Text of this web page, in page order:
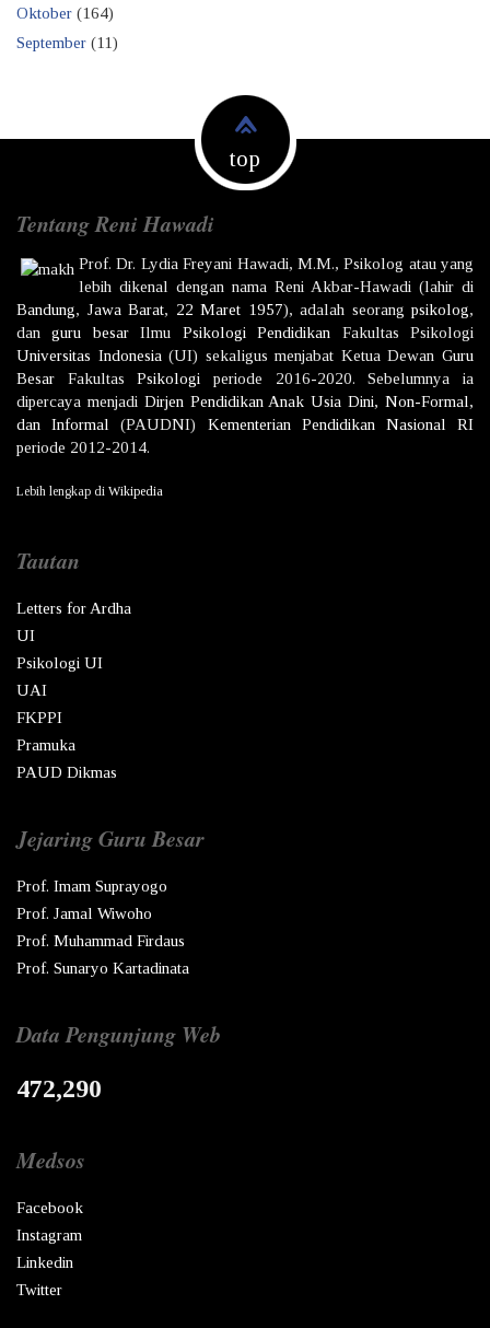
Oktober (164)
September (11)
top
Tentang Reni Hawadi
Prof. Dr. Lydia Freyani Hawadi, M.M., Psikolog atau yang
lebih dikenal dengan nama Reni Akbar-Hawadi (lahir di
Bandung, Jawa Barat, 22 Maret 1957), adalah seorang psikolog,
danguru besarIlmu Psikologi Pendidikan Fakultas Psikologi
Universitas Indonesia(UI) sekaligus menjabat Ketua DewanGuru
Besar FakultasPsikologi periode 2016-2020. Sebelumnya ia
dipercaya menjadi Dirjen Pendidikan Anak Usia Dini, Non-Formal,
dan Informal (PAUDNI) Kementerian Pendidikan Nasional
RI
periode 2012-2014.
Lebih lengkap di Wikipedia
Tautan
Letters for Ardha
UI
Psikologi UI
UAI
FKPPI
Pramuka
PAUD Dikmas
Jejaring Guru Besar
Prof. Imam Suprayogo
Prof. Jamal Wiwoho
Prof. Muhammad Firdaus
Prof. Sunaryo Kartadinata
Data Pengunjung Web
472,290
Medsos
Facebook
Instagram
Linkedin
Twitter